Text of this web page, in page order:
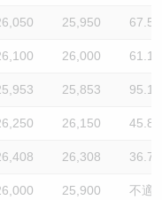
25,950 67.5
26,000 61.1
25,853 95.1
26,150 45.8
26,308 36.7
25,900 不適